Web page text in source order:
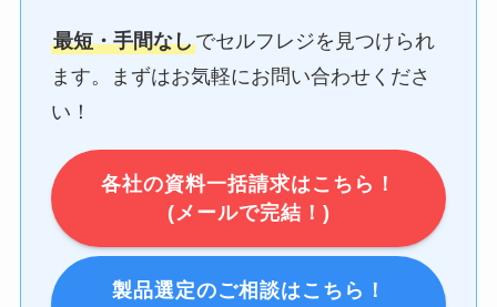
最短・手間なしでセルフレジを見つけられ
ます。まずはお気軽にお問い合わせくださ
い！
各社の資料一括請求はこちら！
(メールで完結！)
製品選定のご相談はこちら！